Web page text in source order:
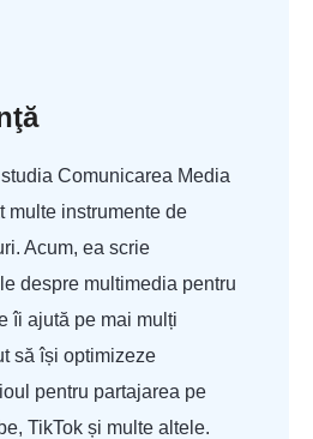
Comunicarea Media
multe instrumente de
Acum, ea scrie
despre multimedia pentru
îi ajută pe mai mulți
să își optimizeze
pentru partajarea pe
TikTok și multe altele.